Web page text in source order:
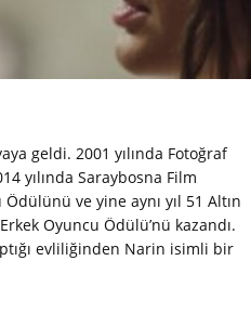
geldi. 2001 yılında Fotoğraf
yılında Saraybosna Film
ve yine aynı yıl 51 Altın
Oyuncu Ödülü’nü kazandı.
evliliğinden Narin isimli bir